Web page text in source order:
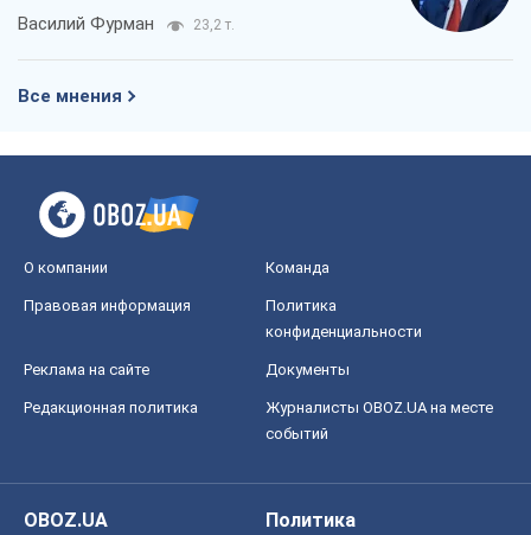
Василий Фурман 23,2 т.
Все мнения
О компании Команда
Правовая информация
Политика
конфиденциальности
Реклама на сайте Документы
Редакционная политика
Журналисты OBOZ.UA на месте
событий
OBOZ.UA
Политика